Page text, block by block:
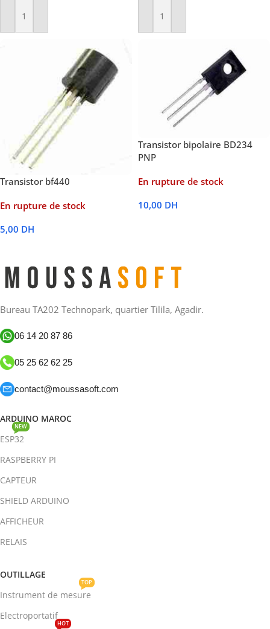
Ajouter Au Panier Ajouter Au Panier
Transistor bf440
En rupture de stock
5,00 DH
Transistor bipolaire BD234
PNP
En rupture de stock
10,00 DH
Bureau TA202 Technopark, quartier Tilila, Agadir.
06 14 20 87 86
05 25 62 62 25
contact@moussasoft.com
ARDUINO MAROC
ESP32
NEW
RASPBERRY PI
CAPTEUR
SHIELD ARDUINO
AFFICHEUR
RELAIS
OUTILLAGE
Instrument de mesure
TOP
Electroportatif
HOT